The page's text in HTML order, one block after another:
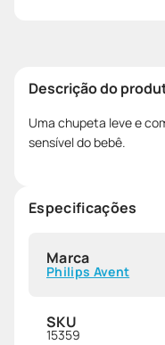
Descrição do
Uma chupeta leve e
sensível do bebê.
Especificações
Marca
Philips Avent
SKU
15359